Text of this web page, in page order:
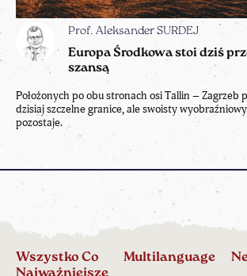
Prof. Aleksander SURDEJ
Europa Środkowa stoi dziś
szansą
Położonych po obu stronach osi Tallin – Zagrzeb
dzisiaj szczelne granice, ale swoisty
pozostaje.
Wszystko Co
Multilanguage